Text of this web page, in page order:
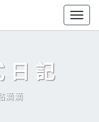
日記
滴滴